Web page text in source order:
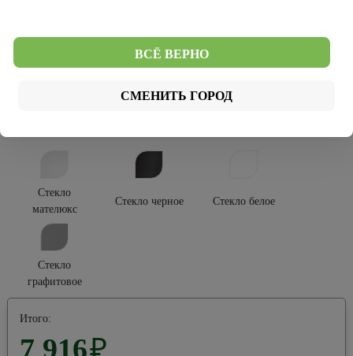
Стекло
мателюкс
Стекло черное Стекло белое
Стекло
графитовое
Итого:
7 916₽
ВСЁ ВЕРНО
СМЕНИТЬ ГОРОД